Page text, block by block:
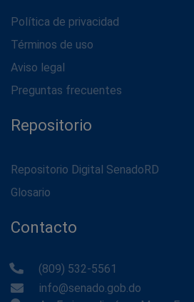
Política de privacidad
Términos de uso
Aviso legal
Preguntas frecuentes
Repositorio
Repositorio Digital SenadoRD
Glosario
Contacto
(809) 532-5561
info@senado.gob.do